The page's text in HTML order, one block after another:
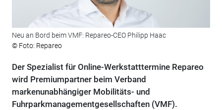
Neu an Bord beim VMF: Repareo-CEO Philipp Haac
© Foto: Repareo
Der Spezialist für Online-Werkstatttermine Repareo
wird Premiumpartner beim Verband
markenunabhängiger Mobilitäts- und
Fuhrparkmanagementgesellschaften (VMF).